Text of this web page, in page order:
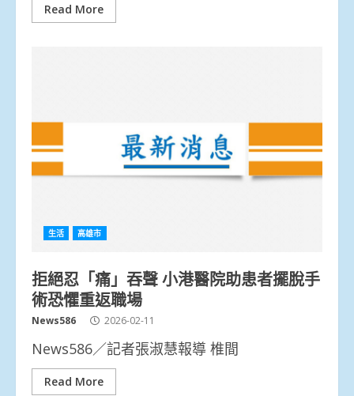
Read More
生活 高雄市
拒絕忍「痛」吞聲 小港醫院助患者擺脫手
術恐懼重返職場
News586 2026-02-11
News586／記者張淑慧報導 椎間
Read More